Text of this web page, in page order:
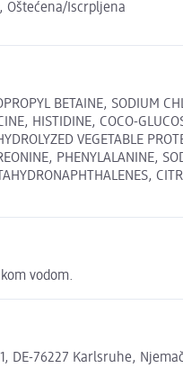
Oštećena/Iscrpljena
BETAINE, SODIUM
HISTIDINE, COCO-
VEGETABLE
PHENYLALANINE,
vodom.
DE-76227 Karlsruhe,